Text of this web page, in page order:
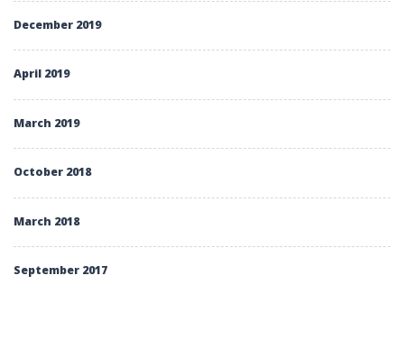
December 2019
April 2019
March 2019
October 2018
March 2018
September 2017